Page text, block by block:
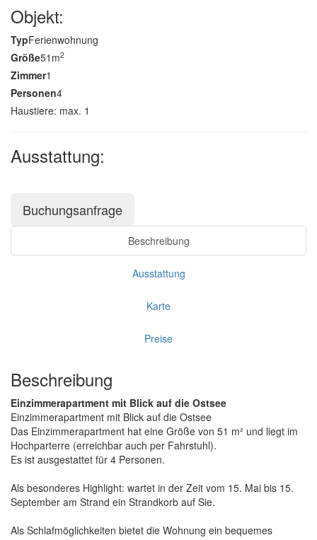
Objekt:
TypFerienwohnung
Größe51m2
Zimmer1
Personen4
Haustiere: max. 1
Ausstattung:
Buchungsanfrage
Beschreibung
Ausstattung
Karte
Preise
Beschreibung
Einzimmerapartment mit Blick auf die Ostsee
Einzimmerapartment mit Blick auf die Ostsee
Das Einzimmerapartment hat eine Größe von 51 m² und liegt im
Hochparterre (erreichbar auch per Fahrstuhl).
Es ist ausgestattet für 4 Personen.
Als besonderes Highlight: wartet in der Zeit vom 15. Mai bis 15.
September am Strand ein Strandkorb auf Sie.
Als Schlafmöglichkeiten bietet die Wohnung ein bequemes